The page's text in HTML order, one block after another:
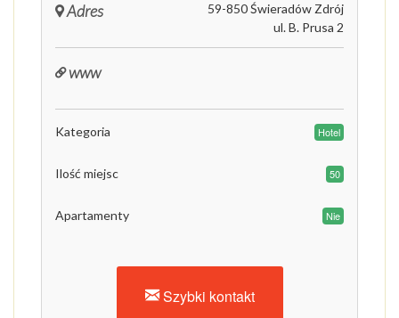
Adres
59-850 Świeradów Zdrój
ul. B. Prusa 2
www
Kategoria Hotel
Ilość miejsc 50
Apartamenty Nie
Szybki kontakt